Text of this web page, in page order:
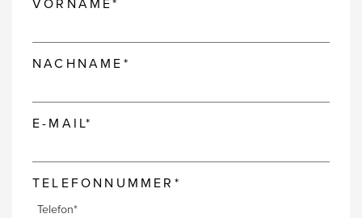
VORNAME*
NACHNAME*
E-MAIL*
TELEFONNUMMER*